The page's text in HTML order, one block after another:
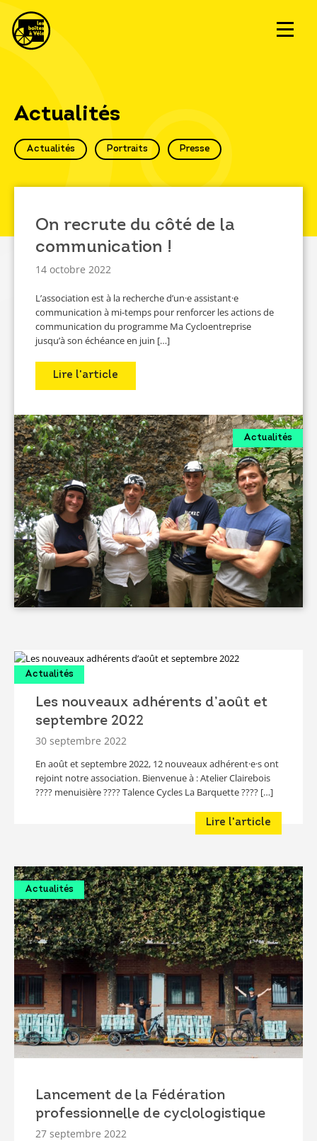
Actualités
Actualités Portraits Presse
On recrute du côté de la
communication !
14 octobre 2022
L’association est à la recherche d’un·e assistant·e
communication à mi-temps pour renforcer les actions de
communication du programme Ma Cycloentreprise
jusqu’à son échéance en juin […]
Lire l'article
Actualités
Actualités
Les nouveaux adhérents d’août et
septembre 2022
30 septembre 2022
En août et septembre 2022, 12 nouveaux adhérent·e·s ont
rejoint notre association. Bienvenue à : Atelier Clairebois
???? menuisière ???? Talence Cycles La Barquette ???? […]
Lire l'article
Actualités
Lancement de la Fédération
professionnelle de cyclologistique
27 septembre 2022